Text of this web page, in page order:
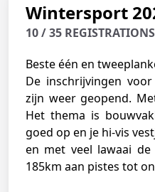
Wintersport
10 / 35 REGISTRATIONS
Beste één en
De inschrijvingen
zijn weer geopend.
Het thema is
goed op en je hi-vis
en met veel lawaai
185km aan pistes tot